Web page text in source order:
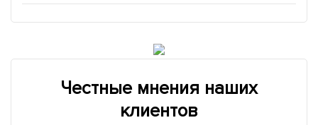
Честные мнения наших
клиентов